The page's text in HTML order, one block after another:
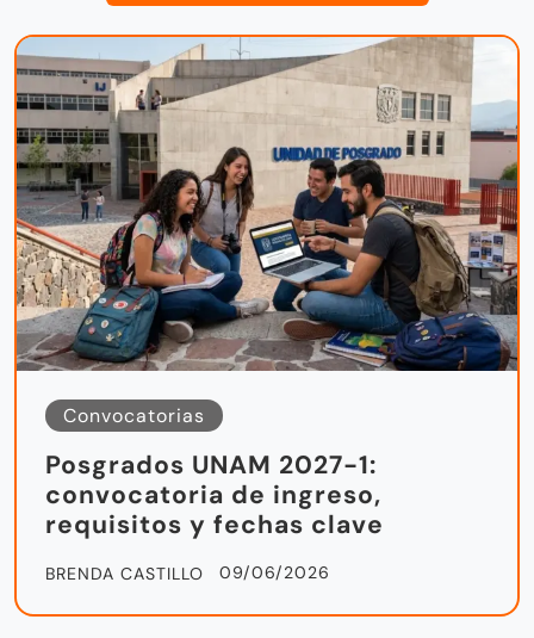
Convocatorias
Posgrados UNAM 2027-1:
convocatoria de ingreso,
requisitos y fechas clave
BRENDA CASTILLO 09/06/2026